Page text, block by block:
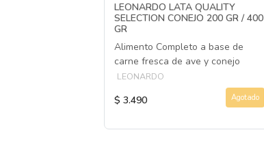
LEONARDO LATA QUALITY
SELECTION CONEJO 200 GR / 400
GR
Alimento Completo a base de
carne fresca de ave y conejo
LEONARDO
$ 3.490 Agotado